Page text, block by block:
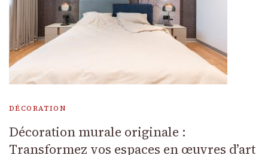
DÉCORATION
Décoration murale originale :
Transformez vos espaces en œuvres d’art